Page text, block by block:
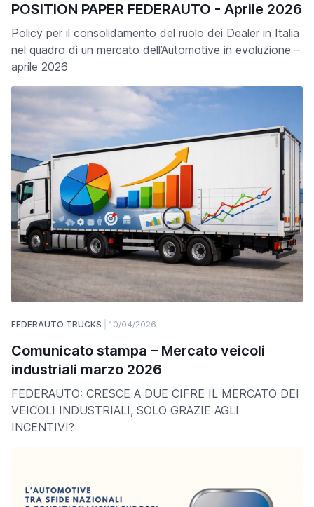
POSITION PAPER FEDERAUTO - Aprile 2026
Policy per il consolidamento del ruolo dei Dealer in Italia
nel quadro di un mercato dell’Automotive in evoluzione –
aprile 2026
FEDERAUTO TRUCKS 10/04/2026
Comunicato stampa – Mercato veicoli
industriali marzo 2026
FEDERAUTO: CRESCE A DUE CIFRE IL MERCATO DEI
VEICOLI INDUSTRIALI, SOLO GRAZIE AGLI
INCENTIVI?